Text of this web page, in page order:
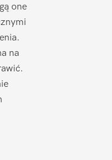
one
na